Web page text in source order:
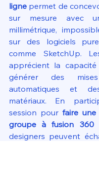
ligne permet de
sur mesure avec
millimétrique,
sur des logiciels
comme SketchUp.
apprécient la
générer des
automatiques et
matériaux. En
session pour faire
groupe à fusion 360
designers peuvent